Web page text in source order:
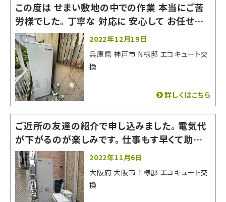
この度は せまい敷地の中での作業 本当にご苦
労様でした。 丁寧な 対応に 安心して お任せす
る事が できました。 またの機会がありましたら
よろしくお願いいたします。 有難うございました。
2022年12月19日
兵庫県 神戸市 N様邸 エコキュート交
換
詳しくはこちら
ご近所の友達の紹介で申し込みました。 電気代
が下がるのが楽しみです。 仕事もす早くて助かり
ました。
2022年11月6日
大阪府 大阪市 T様邸 エコキュート交
換